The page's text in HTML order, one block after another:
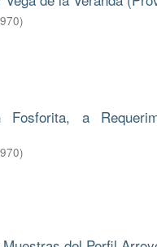
)
Fosforita, a
)